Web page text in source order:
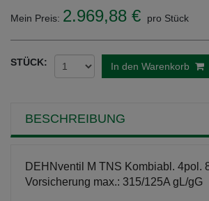
Mein Preis: 2.969,88 € pro Stück
STÜCK: In den Warenkorb
BESCHREIBUNG
DEHNventil M TNS Kombiabl. 4pol.
Vorsicherung max.: 315/125A gL/gG